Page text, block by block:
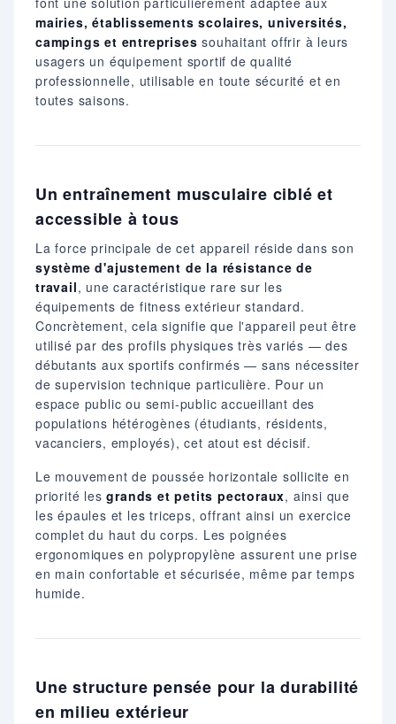
mairies, établissements scolaires, universités,
campings et entreprises souhaitant offrir à leurs
usagers un équipement sportif de qualité
professionnelle, utilisable en toute sécurité et en
toutes saisons.
Un entraînement musculaire ciblé et
accessible à tous
La force principale de cet appareil réside dans son
système d'ajustement de la résistance de
travail, une caractéristique rare sur les
équipements de fitness extérieur standard.
Concrètement, cela signifie que l'appareil peut être
utilisé par des profils physiques très variés — des
débutants aux sportifs confirmés — sans nécessiter
de supervision technique particulière. Pour un
espace public ou semi-public accueillant des
populations hétérogènes (étudiants, résidents,
vacanciers, employés), cet atout est décisif.
Le mouvement de poussée horizontale sollicite en
priorité lesgrands et petits pectoraux, ainsi que
les épaules et les triceps, offrant ainsi un exercice
complet du haut du corps. Les poignées
ergonomiques en polypropylène assurent une prise
en main confortable et sécurisée, même par temps
humide.
Une structure pensée pour la durabilité
en milieu extérieur